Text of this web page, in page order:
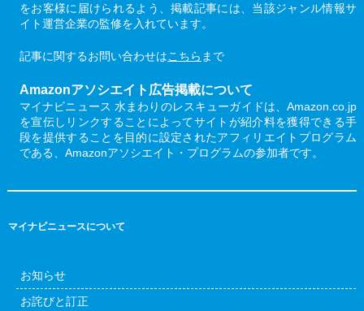
をお客様に届けられるよう、掲載記事には、当該ジャンル情報サ
イト運営企業の監修を入れています。
記事に関するお問い合わせはこちら まで
Amazonアソシエイト広告掲載について
マイナビニュース 水まわりのレスキューガイドは、Amazon.co.jp
を宣伝しリンクすることによってサイトが紹介料を獲得できる手
段を提供することを目的に設定されたアフィリエイトプログラム
である、Amazonアソシエイト・プログラムの参加者です。
マイナビニュースについて
お知らせ
お詫びと訂正